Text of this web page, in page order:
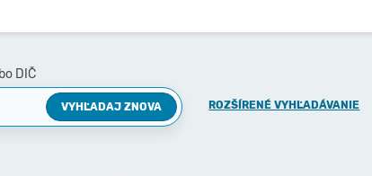
DIČ
VYHĽADAJ ZNOVA ROZŠÍRENÉ VYHĽADÁVANIE